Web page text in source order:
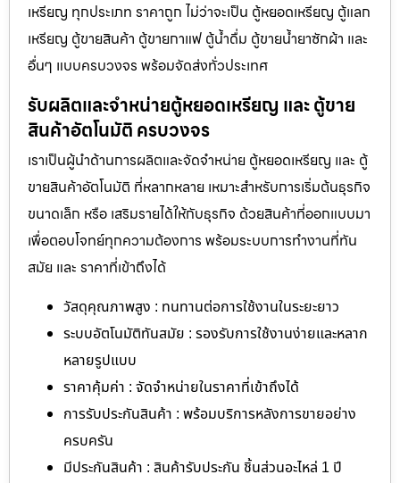
เหรียญ ทุกประเภท ราคาถูก ไม่ว่าจะเป็น ตู้หยอดเหรียญ ตู้แลก
เหรียญ ตู้ขายสินค้า ตู้ขายกาแฟ ตู้น้ำดื่ม ตู้ขายน้ำยาซักผ้า และ
อื่นๆ แบบครบวงจร พร้อมจัดส่งทั่วประเทศ
รับผลิตและจำหน่ายตู้หยอดเหรียญ และ ตู้ขาย
สินค้าอัตโนมัติ ครบวงจร
เราเป็นผู้นำด้านการผลิตและจัดจำหน่าย ตู้หยอดเหรียญ และ ตู้
ขายสินค้าอัตโนมัติ ที่หลากหลาย เหมาะสำหรับการเริ่มต้นธุรกิจ
ขนาดเล็ก หรือ เสริมรายได้ให้กับธุรกิจ ด้วยสินค้าที่ออกแบบมา
เพื่อตอบโจทย์ทุกความต้องการ พร้อมระบบการทำงานที่ทัน
สมัย และ ราคาที่เข้าถึงได้
วัสดุคุณภาพสูง : ทนทานต่อการใช้งานในระยะยาว
ระบบอัตโนมัติทันสมัย : รองรับการใช้งานง่ายและหลาก
หลายรูปแบบ
ราคาคุ้มค่า : จัดจำหน่ายในราคาที่เข้าถึงได้
การรับประกันสินค้า : พร้อมบริการหลังการขายอย่าง
ครบครัน
มีประกันสินค้า : สินค้ารับประกัน ชิ้นส่วนอะไหล่ 1 ปี